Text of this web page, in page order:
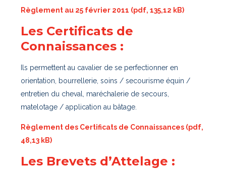
Règlement au 25 février 2011 (pdf, 135,12 kB)
Les Certificats de
Connaissances :
Ils permettent au cavalier de se perfectionner en
orientation, bourrellerie, soins / secourisme équin /
entretien du cheval, maréchalerie de secours,
matelotage / application au bâtage.
Règlement des Certificats de Connaissances (pdf,
48,13 kB)
Les Brevets d’Attelage :